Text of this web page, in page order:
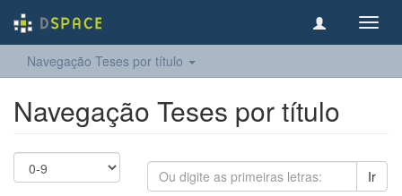
Navegação Teses por título
Navegação Teses por título
Ir